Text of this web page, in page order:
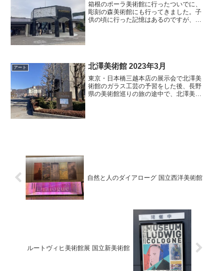
箱根のポーラ美術館に行ったついでに、
彫刻の森美術館にも行ってきました。子
供の頃に行った記憶はあるのですが、ち
アート 北澤美術館 2023年3月
東京・日本橋三越本店の展示会で北澤美
術館のガラス工芸の予習をした後、長野
県の美術館巡りの旅の途中で、北澤美術
自然と人のダイアローグ 国立西洋美術館
ルートヴィヒ美術館展 国立新美術館